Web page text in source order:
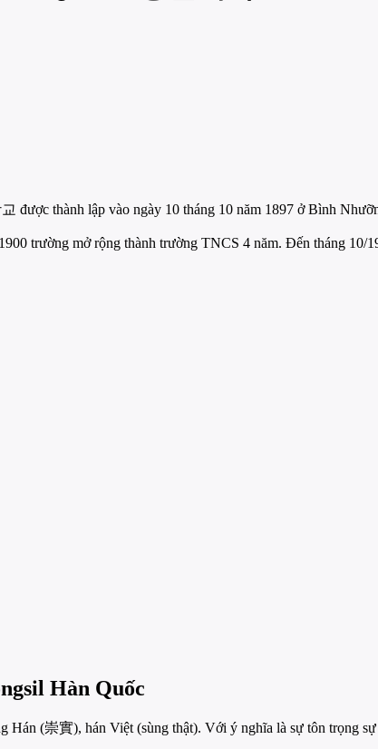
được thành lập vào ngày 10 tháng 10 năm 1897 ở Bình
trường mở rộng thành trường TNCS 4 năm. Đến tháng 10/
Hàn Quốc
Hán (崇實), hán Việt (sùng thật). Với ý nghĩa là sự tôn trọng sự